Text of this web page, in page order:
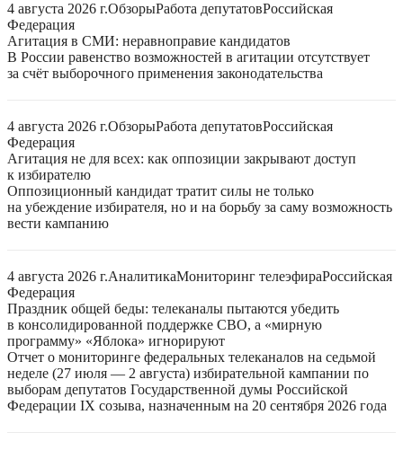
4 августа 2026 г.ОбзорыРабота депутатовРоссийская
Федерация
Агитация в СМИ: неравноправие кандидатов
В России равенство возможностей в агитации отсутствует
за счёт выборочного применения законодательства
4 августа 2026 г.ОбзорыРабота депутатовРоссийская
Федерация
Агитация не для всех: как оппозиции закрывают доступ
к избирателю
Оппозиционный кандидат тратит силы не только
на убеждение избирателя, но и на борьбу за саму возможность
вести кампанию
4 августа 2026 г.АналитикаМониторинг телеэфираРоссийская
Федерация
Праздник общей беды: телеканалы пытаются убедить
в консолидированной поддержке СВО, а «мирную
программу» «Яблока» игнорируют
Отчет о мониторинге федеральных телеканалов на седьмой
неделе (27 июля — 2 августа) избирательной кампании по
выборам депутатов Государственной думы Российской
Федерации IX созыва, назначенным на 20 сентября 2026 года